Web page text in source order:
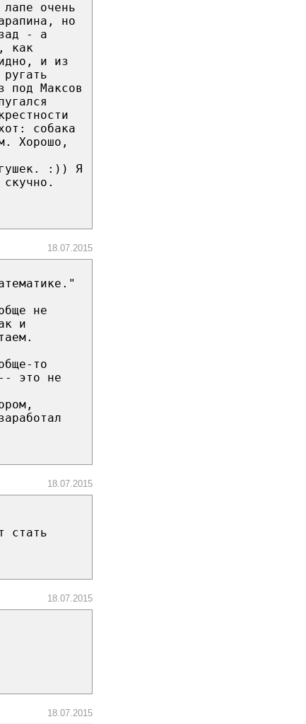
очень
но
- а
как
и из
под Максов
собака
Хорошо,
:)) Я
18.07.2015
не
и
то
-- это не
18.07.2015
стать
18.07.2015
18.07.2015